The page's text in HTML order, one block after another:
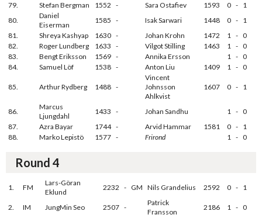
79.
Stefan Bergman 1552 - Sara Ostafiev 1593 0 - 1
80.
Daniel
Eiserman
1585 - Isak Sarwari 1448 0 - 1
81.
Shreya Kashyap 1630 - Johan Krohn 1472 1 - 0
82.
Roger Lundberg 1633 - Vilgot Stilling 1463 1 - 0
83.
Bengt Eriksson 1569 - Annika Ersson 1 - 0
84.
Samuel Löf 1538 - Anton Liu 1409 1 - 0
85. Arthur Rydberg 1488 -
Vincent
Johnsson
Ahlkvist
1607 0 - 1
86.
Marcus
Ljungdahl
1433 - Johan Sandhu 1 - 0
87.
Azra Bayar 1744 - Arvid Hammar 1581 0 - 1
88.
Marko Lepistö 1577 - Frirond 1 - 0
Round 4
1. FM
Lars-Göran
Eklund
2232 - GM Nils Grandelius 2592 0 - 1
2. IM JungMin Seo 2507 -
Patrick
Fransson
2186 1 - 0